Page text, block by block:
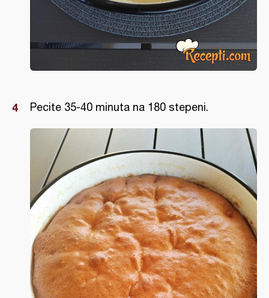
Pecite 35-40 minuta na 180 stepeni.